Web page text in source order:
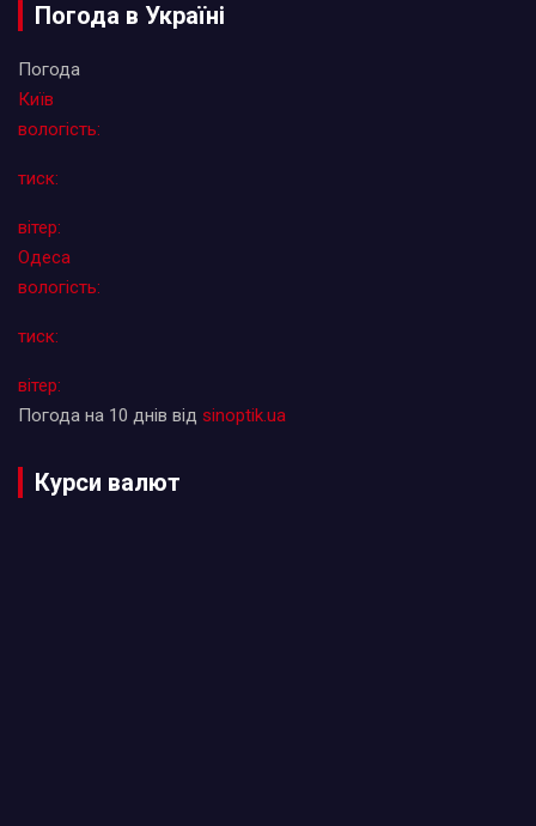
Погода в Україні
Погода
Київ
вологість:
тиск:
вітер:
Одеса
вологість:
тиск:
вітер:
Погода на 10 днів від sinoptik.ua
Курси валют